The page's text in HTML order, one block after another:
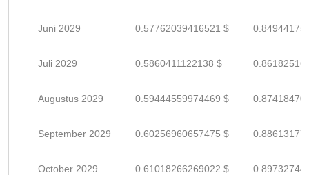
Juni 2029 0.57762039416521 $
Juli 2029 0.5860411122138 $
Augustus 2029 0.59444559974469 $
September 2029 0.60256960657475 $
October 2029 0.61018266269022 $